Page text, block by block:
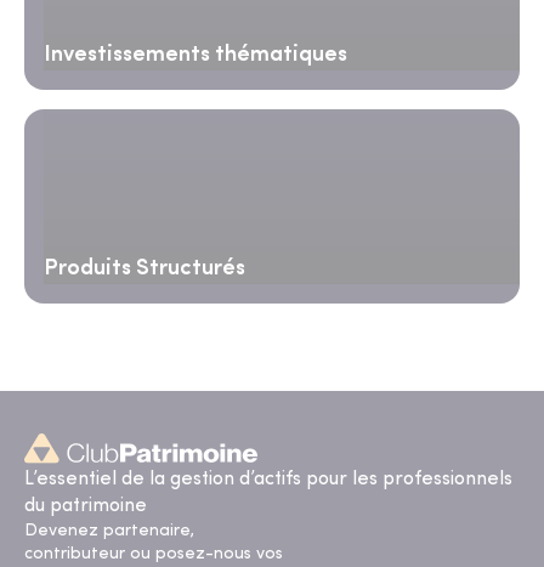
Investissements thématiques
Produits Structurés
L’essentiel de la gestion d’actifs pour les professionnels
du patrimoine
Devenez partenaire,
contributeur ou posez-nous vos